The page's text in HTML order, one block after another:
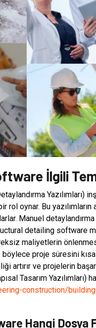
İlgili
Yazılımları)
rol oynar. Bu
Manuel
detailing software
maliyetlerin
proje süresini
artırır ve projelerin
Tasarım Yazılımları)
construction/
Hangi Dosya